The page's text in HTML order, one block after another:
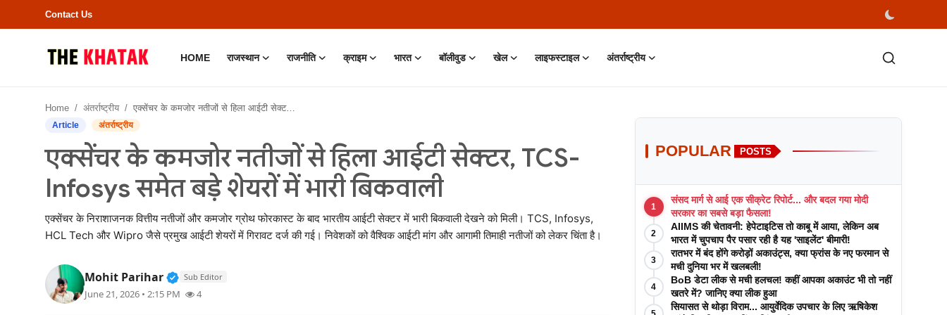
Contact Us
HOME राजस्थान राजनीति क्राइम भारत बॉलीवुड खेल लाइफस्टाइल अंतर्राष्ट्रीय
Contact Us
राजस्थान
राजनीति
बॉलीवुड
Home अंतर्राष्ट्रीय एक्सेंचर के कमजोर नतीजों से हिला आईटी सेक्टर, TCS-Infosys समेत बड़े शेयरों में भारी बिकवाली
Article अंतर्राष्ट्रीय
एक्सेंचर के कमजोर नतीजों से हिला आईटी सेक्टर, TCS-
Infosys समेत बड़े शेयरों में भारी बिकवाली
एक्सेंचर के निराशाजनक वित्तीय नतीजों और कमजोर ग्रोथ फोरकास्ट के बाद भारतीय आईटी सेक्टर में भारी बिकवाली देखने को मिली। TCS, Infosys,
HCL Tech और Wipro जैसे प्रमुख आईटी शेयरों में गिरावट दर्ज की गई। निवेशकों को वैश्विक आईटी मांग और आगामी तिमाही नतीजों को लेकर चिंता है।
Mohit Parihar Verified Public Figure • 11 Jun, 2026
Sub Editor
June 21, 2026 • 2:15 PM 4
POPULAR POSTS
1
संसद मार्ग से आई एक सीक्रेट रिपोर्ट... और बदल गया मोदी
सरकार का सबसे बड़ा फैसला!
2
AIIMS की चेतावनी: हेपेटाइटिस तो काबू में आया, लेकिन अब
भारत में चुपचाप पैर पसार रही है यह 'साइलेंट' बीमारी!
3
रातभर में बंद होंगे करोड़ों अकाउंट्स, क्या फ्रांस के नए फरमान से
मची दुनिया भर में खलबली!
4
BoB डेटा लीक से मची हलचल! कहीं आपका अकाउंट भी तो नहीं
खतरे में? जानिए क्या लीक हुआ
सियासत से थोड़ा विराम... आयुर्वेदिक उपचार के लिए ऋषिकेश